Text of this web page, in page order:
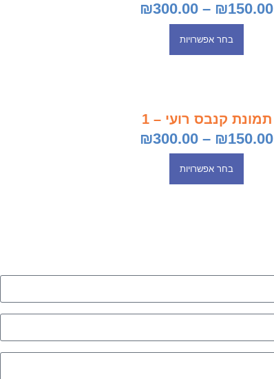
₪150.00
–
₪300.00
בחר אפשרויות
תמונת קנבס רועי – 1
₪150.00
–
₪300.00
בחר אפשרויות